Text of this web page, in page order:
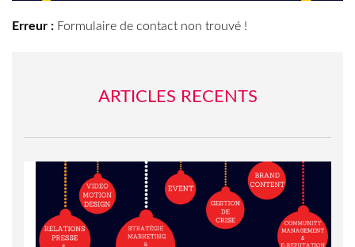
Erreur : Formulaire de contact non trouvé !
ARTICLES RECENTS